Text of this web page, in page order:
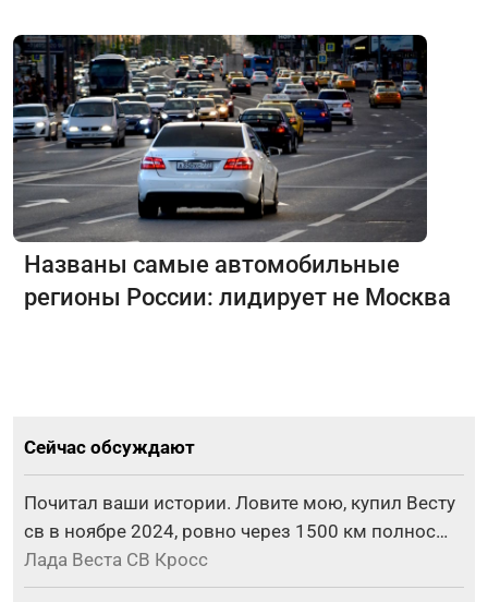
Названы самые автомобильные
регионы России: лидирует не Москва
Сейчас обсуждают
Почитал ваши истории. Ловите мою, купил Весту
св в ноябре 2024, ровно через 1500 км полнос…
Лада Веста СВ Кросс